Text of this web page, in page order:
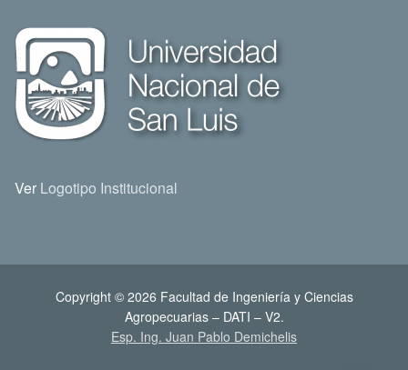
Ver Logotipo Institucional
Copyright © 2026 Facultad de Ingeniería y Ciencias
Agropecuarias – DATI – V2.
Esp. Ing. Juan Pablo Demichelis